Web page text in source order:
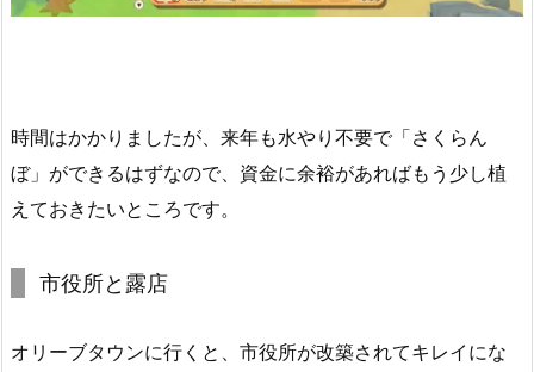
時間はかかりましたが、来年も水やり不要で「さくらん
ぼ」ができるはずなので、資金に余裕があればもう少し植
えておきたいところです。
市役所と露店
オリーブタウンに行くと、市役所が改築されてキレイにな